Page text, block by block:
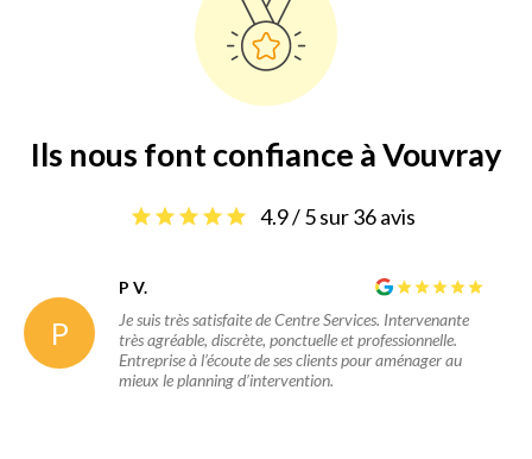
Ils nous font confiance à Vouvray
4.9 / 5 sur 36 avis
P
P V.
Je suis très satisfaite de Centre Services. Intervenante
très agréable, discrète, ponctuelle et professionnelle.
Entreprise à l’écoute de ses clients pour aménager au
mieux le planning d’intervention.